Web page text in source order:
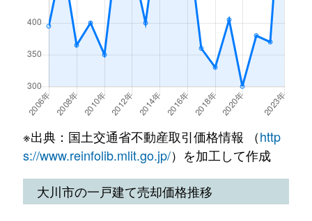
※出典：国土交通省不動産取引価格情報 （http
s://www.reinfolib.mlit.go.jp/）を加工して作成
大川市の一戸建て売却価格推移